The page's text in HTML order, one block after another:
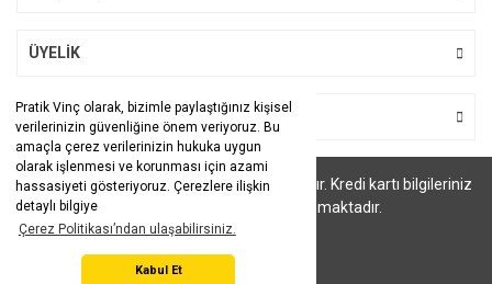
Pratik Vinç olarak, bizimle paylaştığınız kişisel
verilerinizin güvenliğine önem veriyoruz. Bu
amaçla çerez verilerinizin hukuka uygun
olarak işlenmesi ve korunması için azami
hassasiyeti gösteriyoruz. Çerezlere ilişkin
detaylı bilgiye
Çerez Politikası’ndan ulaşabilirsiniz.
Kabul Et
ÜYELİK
BİZİ TAKİP EDİN
Pratik Vinç 2011-2024 © Tüm hakları saklıdır. Kredi kartı bilgileriniz
256bit SSL sertifikası ile korunmaktadır.